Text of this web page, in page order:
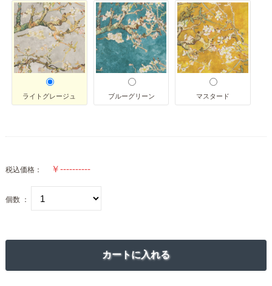
ライトグレージュ ブルーグリーン マスタード
税込価格：
個数 ：